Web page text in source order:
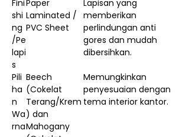
Fini
shi
ng
/Pe
lapi
s
Paper
Laminated /
PVC Sheet
Lapisan yang
memberikan
perlindungan anti
gores dan mudah
dibersihkan.
Pili
ha
n
Wa
rna
Beech
(Cokelat
Terang/Krem
) dan
Mahogany
Memungkinkan
penyesuaian dengan
tema interior kantor.